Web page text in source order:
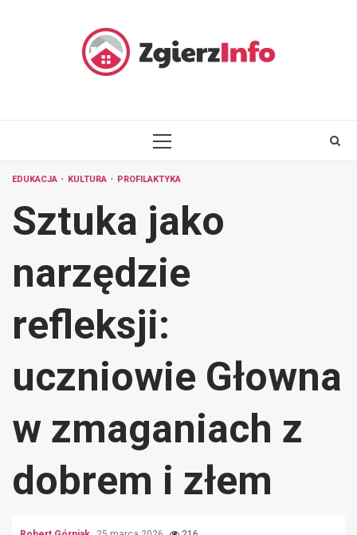
PRIMARY
EDUKACJA KULTURA PROFILAKTYKA
Sztuka jako
narzędzie
refleksji:
uczniowie Głowna
w zmaganiach z
dobrem i złem